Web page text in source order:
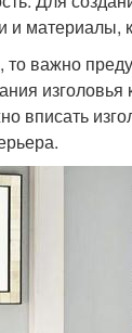
и
то важно
вписать